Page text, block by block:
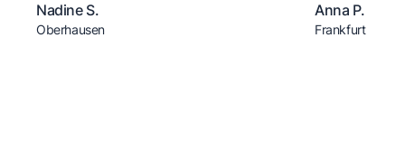
Nadine S.
Oberhausen
Anna P.
Frankfurt